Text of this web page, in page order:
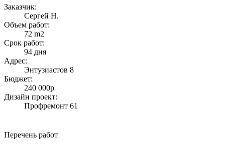
Заказчик:
Сергей Н.
Объем работ:
72 m2
Срок работ:
94 дня
Адрес:
Энтузиастов 8
Бюджет:
240 000р
Дизайн проект:
Профремонт 61
Перечень работ